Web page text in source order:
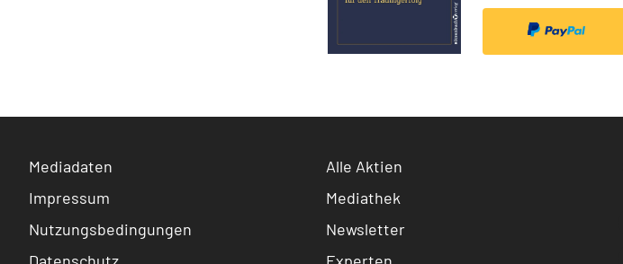
Mediadaten
Impressum
Nutzungsbedingungen
Alle Aktien
Mediathek
Newsletter